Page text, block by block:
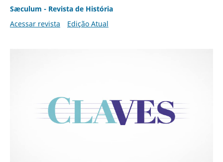
Sæculum - Revista de História
Acessar revista
Edição Atual